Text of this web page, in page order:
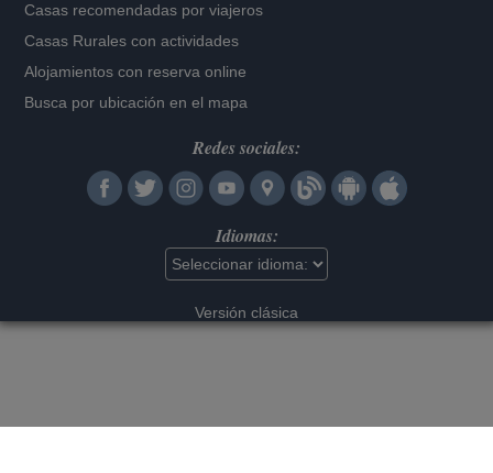
Casas recomendadas por viajeros
Casas Rurales con actividades
Alojamientos con reserva online
Busca por ubicación en el mapa
Redes sociales:
Idiomas:
Versión clásica